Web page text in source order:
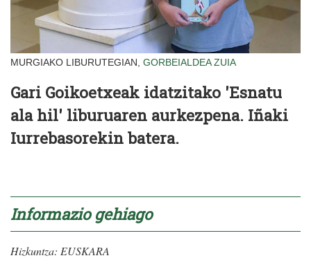
MURGIAKO LIBURUTEGIAN, GORBEIALDEA ZUIA
Gari Goikoetxeak idatzitako 'Esnatu
ala hil' liburuaren aurkezpena. Iñaki
Iurrebasorekin batera.
Informazio gehiago
Hizkuntza: EUSKARA